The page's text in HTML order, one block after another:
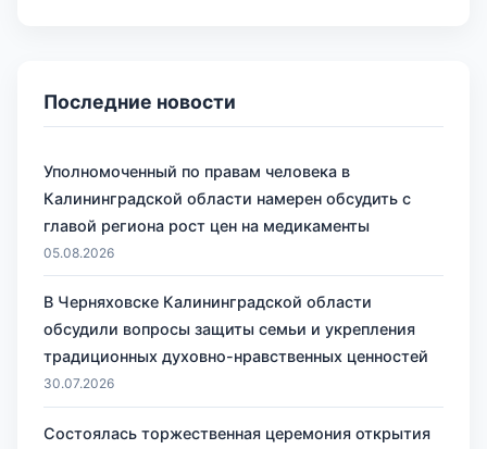
Последние новости
Уполномоченный по правам человека в
Калининградской области намерен обсудить с
главой региона рост цен на медикаменты
05.08.2026
В Черняховске Калининградской области
обсудили вопросы защиты семьи и укрепления
традиционных духовно-нравственных ценностей
30.07.2026
Состоялась торжественная церемония открытия